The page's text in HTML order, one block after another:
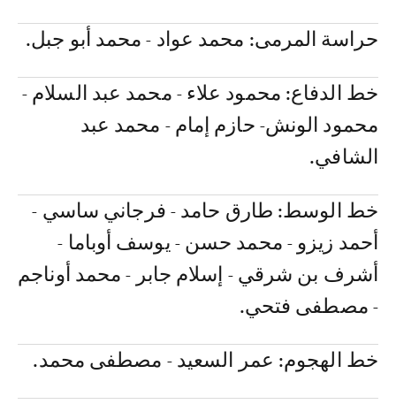
حراسة المرمى: محمد عواد - محمد أبو جبل.
خط الدفاع: محمود علاء - محمد عبد السلام -
محمود الونش- حازم إمام - محمد عبد
الشافي.
خط الوسط: طارق حامد - فرجاني ساسي -
أحمد زيزو - محمد حسن - يوسف أوباما -
أشرف بن شرقي - إسلام جابر - محمد أوناجم
- مصطفى فتحي.
خط الهجوم: عمر السعيد - مصطفى محمد.